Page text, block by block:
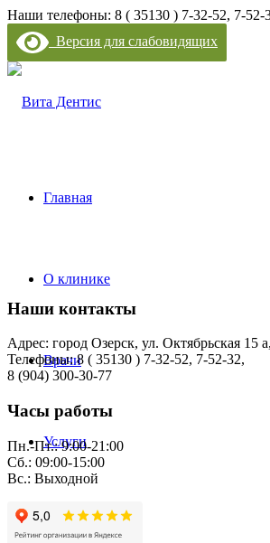
Наши телефоны: 8 ( 35130 ) 7-32-52, 7-52-
Версия для слабовидящих
Главная
О клинике
Врачи
Услуги
Пациентам
Наши контакты
Адрес: город Озерск, ул. Октябрьская 15
Телефоны: 8 ( 35130 ) 7-32-52, 7-52-32,
8 (904) 300-30-77
Часы работы
Пн.-Пт.: 9:00-21:00
Сб.: 09:00-15:00
Вс.: Выходной